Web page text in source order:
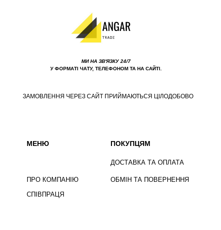
ПРО КОМПАНІЮ
СПІВПРАЦЯ
ДОСТАВКА ТА ОПЛАТА
ОБМІН ТА ПОВЕРНЕННЯ
ПОКУПЦЯМ
МИ НА ЗВ'ЯЗКУ 24/7
У ФОРМАТІ ЧАТУ, ТЕЛЕФОНОМ ТА НА САЙТІ.
МЕНЮ
ЗАМОВЛЕННЯ ЧЕРЕЗ САЙТ ПРИЙМАЮТЬСЯ ЦІЛОДОБОВО